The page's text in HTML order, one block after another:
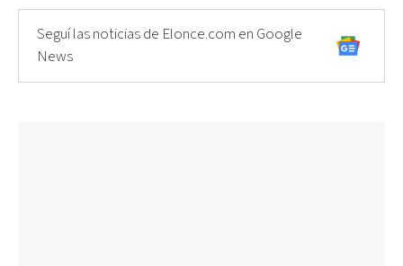
Seguí las noticias de Elonce.com en Google
News